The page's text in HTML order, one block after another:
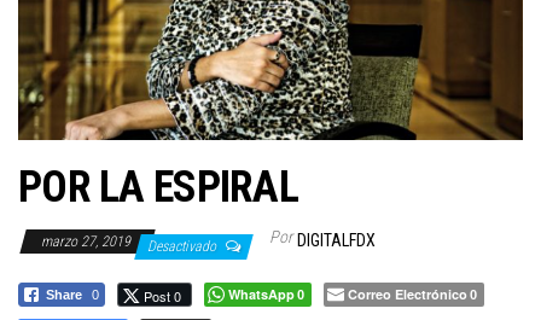
POR LA ESPIRAL
marzo 27, 2019 Desactivado Por DIGITALFDX
Share 0 Post 0 WhatsApp0 Correo Electrónico 0